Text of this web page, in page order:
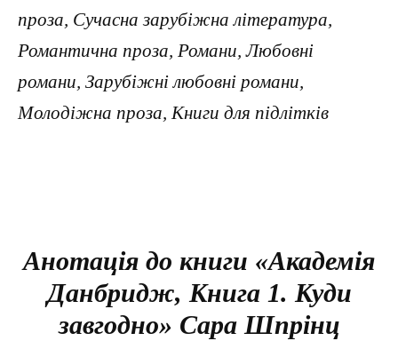
проза, Сучасна зарубіжна література,
Романтична проза, Романи, Любовні
романи, Зарубіжні любовні романи,
Молодіжна проза, Книги для підлітків
Анотація до книги «Академія
Данбридж, Книга 1. Куди
завгодно» Сара Шпрінц